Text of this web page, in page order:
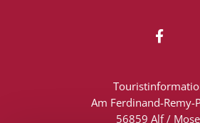

Am Ferdinand-Remy-
56859 Alf /